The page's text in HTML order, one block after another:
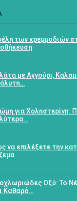
των κρεμμυδιών
με Αγγούρι,
για Χοληστερίνη:
να επιλέξετε την
Οξύ: Το
Καθαρό…